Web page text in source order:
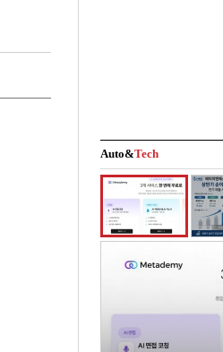
Auto&Tech